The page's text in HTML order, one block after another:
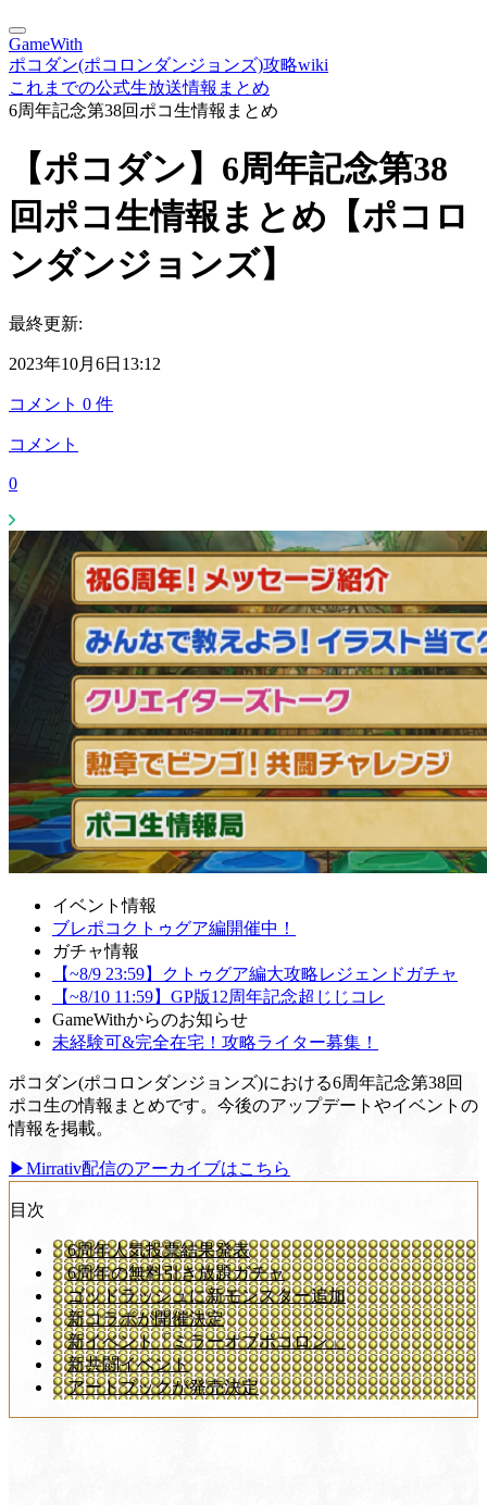
GameWith
ポコダン(ポコロンダンジョンズ)攻略wiki
これまでの公式生放送情報まとめ
6周年記念第38回ポコ生情報まとめ
【ポコダン】6周年記念第38
回ポコ生情報まとめ【ポコロ
ンダンジョンズ】
最終更新:
2023年10月6日13:12
コメント 0 件
コメント
0
イベント情報
ブレポコクトゥグア編開催中！
ガチャ情報
【~8/9 23:59】クトゥグア編大攻略レジェンドガチャ
【~8/10 11:59】GP版12周年記念超じじコレ
GameWithからのお知らせ
未経験可&完全在宅！攻略ライター募集！
ポコダン(ポコロンダンジョンズ)における6周年記念第38回
ポコ生の情報まとめです。今後のアップデートやイベントの
情報を掲載。
▶Mirrativ配信のアーカイブはこちら
目次
6周年人気投票結果発表
6周年の無料引き放題ガチャ
ゴッドラッシュに新モンスター追加
新コラボが開催決定
新イベント「ミラーオブポコロン」
新共闘イベント
アートブックが発売決定